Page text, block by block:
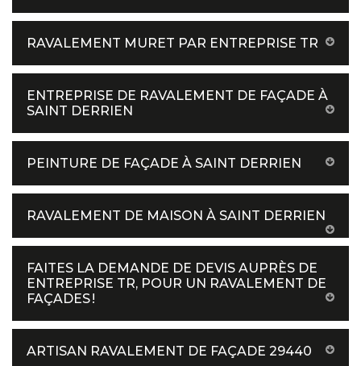
RAVALEMENT MURET PAR ENTREPRISE TR
ENTREPRISE DE RAVALEMENT DE FAÇADE À
SAINT DERRIEN
PEINTURE DE FAÇADE À SAINT DERRIEN
RAVALEMENT DE MAISON À SAINT DERRIEN
FAITES LA DEMANDE DE DEVIS AUPRÈS DE
ENTREPRISE TR, POUR UN RAVALEMENT DE
FAÇADES !
ARTISAN RAVALEMENT DE FAÇADE 29440